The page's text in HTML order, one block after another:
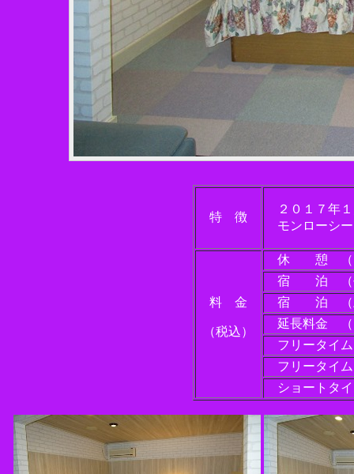
特 徴
２０１７年１
モンローシー
料 金
（税込）
休 憩 （
宿 泊 （平
宿 泊 （土
延長料金 （
フリータイ
フリータイ
ショートタイ